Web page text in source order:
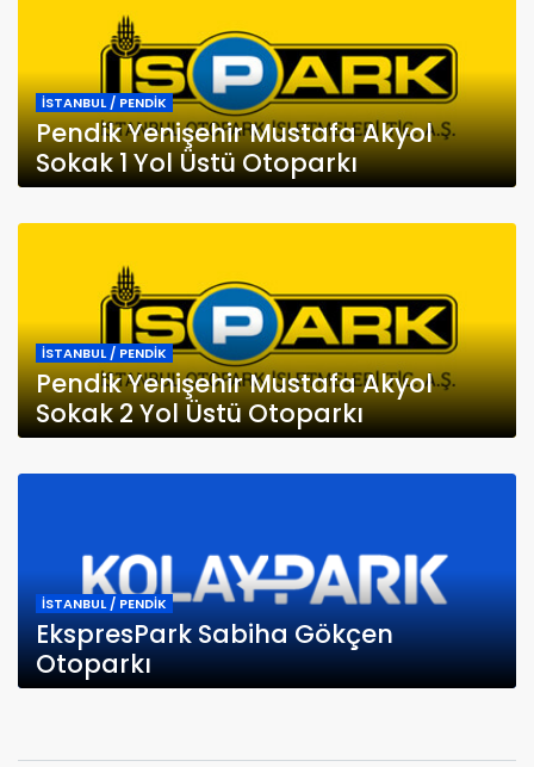
İSTANBUL / PENDİK
Pendik Yenişehir Mustafa Akyol
Sokak 1 Yol Üstü Otoparkı
İSTANBUL / PENDİK
Pendik Yenişehir Mustafa Akyol
Sokak 2 Yol Üstü Otoparkı
İSTANBUL / PENDİK
EkspresPark Sabiha Gökçen
Otoparkı